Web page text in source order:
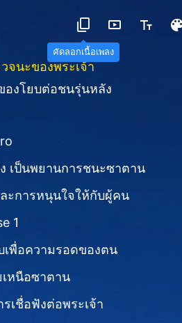
คัดลอกเนื้อเพลง
จนะของพระเจ้า
องโยบต่อชนรุ่นหลัง
เป็นพยานการชนะซาตาน
ะการหนุนใจให้กับผู้คน
1
เพื่อความรอดของตน
หนือซาตาน
เชื่อฟังต่อพระเจ้า